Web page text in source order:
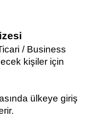
/ Business
kişiler için
ülkeye giriş